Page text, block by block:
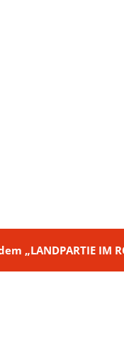
„LANDPARTIE IM